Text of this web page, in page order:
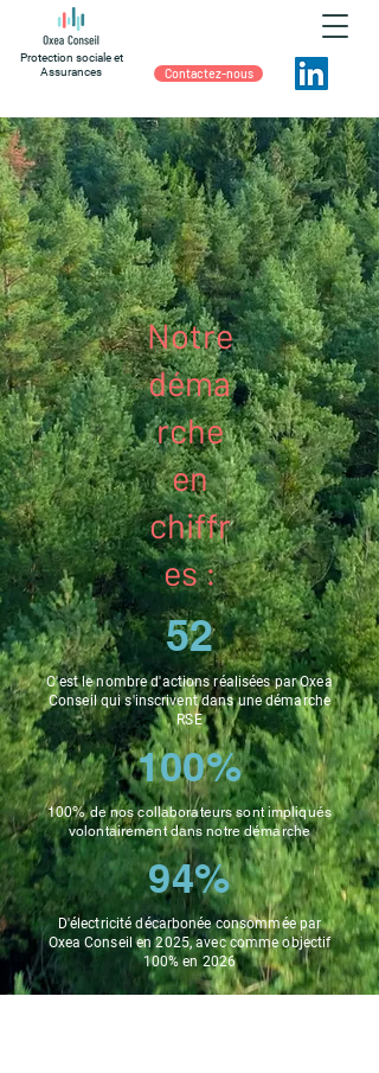
Protection sociale et
Assurances
Contactez-nous
Notre
déma
rche
en
chiffr
es :
52
C'est le nombre d'actions réalisées par Oxea
Conseil qui s'inscrivent dans une démarche
RSE
100%
100% de nos collaborateurs sont impliqués
volontairement dans notre démarche
94%
D'électricité décarbonée consommée par
Oxea Conseil en 2025, avec comme objectif
100% en 2026